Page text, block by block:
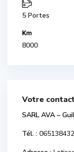
5 Portes
8000
Votre
SARL AVA –
Tél. :